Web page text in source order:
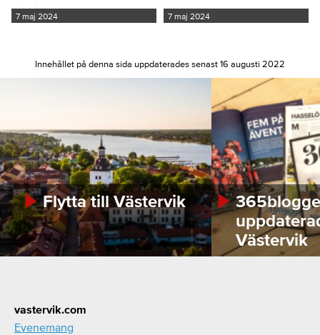
7 maj 2024 7 maj 2024
Innehållet på denna sida uppdaterades senast 16 augusti 2022
Flytta till Västervik
Västervik
Footer
vastervik.com
Evenemang